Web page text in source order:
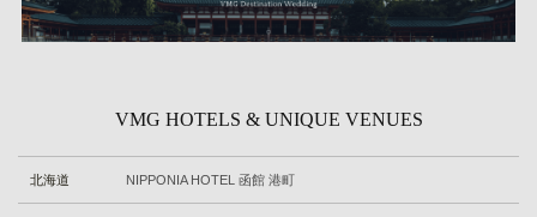
VMG HOTELS & UNIQUE VENUES
北海道 NIPPONIA HOTEL 函館 港町